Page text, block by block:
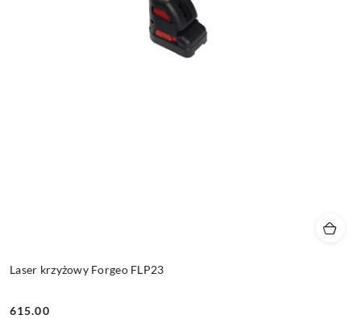
Laser krzyżowy Forgeo FLP23
615.00